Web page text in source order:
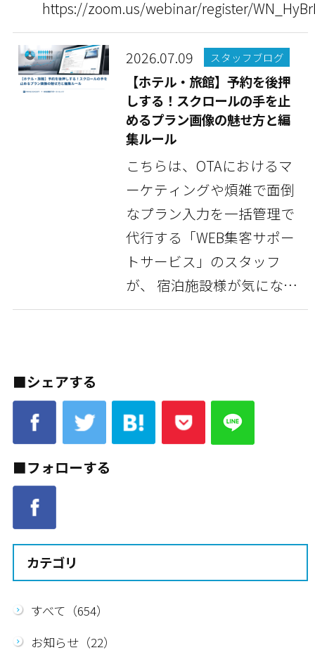
https://zoom.us/webinar/register/
2026.07.09 スタッフブログ
【ホテル・旅館】予約を後押
しする！スクロールの手を止
めるプラン画像の魅せ方と編
集ルール
こちらは、OTAにおけるマ
ーケティングや煩雑で面倒
なプラン入力を一括管理で
代行する「WEB集客サポー
トサービス」のスタッフ
が、 宿泊施設様が気になっ
ている情報や豆知識...
■シェアする
■フォローする
カテゴリ
すべて（654）
お知らせ（22）